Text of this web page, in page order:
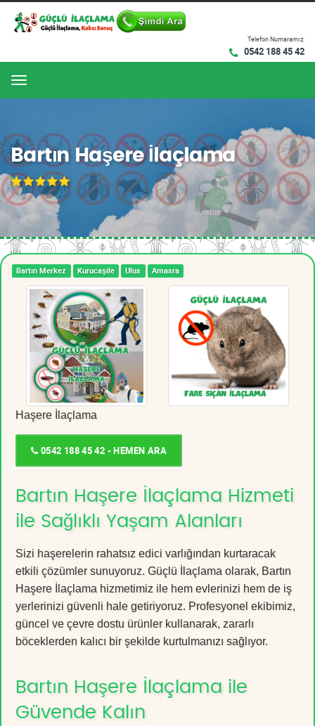
Telefon Numaramız:
0542 188 45 42
Menu
Bartın Haşere İlaçlama
Bartın Merkez Kurucaşile Ulus Amasra
Haşere İlaçlama
0542 188 45 42 - HEMEN ARA
Bartın Haşere İlaçlama Hizmeti
ile Sağlıklı Yaşam Alanları
Sizi haşerelerin rahatsız edici varlığından kurtaracak
etkili çözümler sunuyoruz. Güçlü İlaçlama olarak, Bartın
Haşere İlaçlama hizmetimiz ile hem evlerinizi hem de iş
yerlerinizi güvenli hale getiriyoruz. Profesyonel ekibimiz,
güncel ve çevre dostu ürünler kullanarak, zararlı
böceklerden kalıcı bir şekilde kurtulmanızı sağlıyor.
Bartın Haşere İlaçlama ile
Güvende Kalın